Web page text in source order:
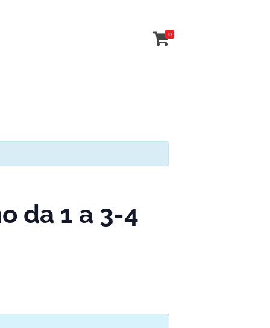
0
da 1 a 3-4